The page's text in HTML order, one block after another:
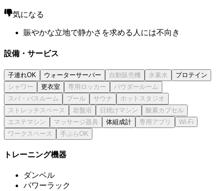
気になる
賑やかな立地で静かさを求める人には不向き
設備・サービス
子連れOK ウォーターサーバー
プロテイン
更衣室
体組成計
トレーニング機器
ダンベル
パワーラック